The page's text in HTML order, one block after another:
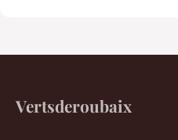
Vertsderoubaix